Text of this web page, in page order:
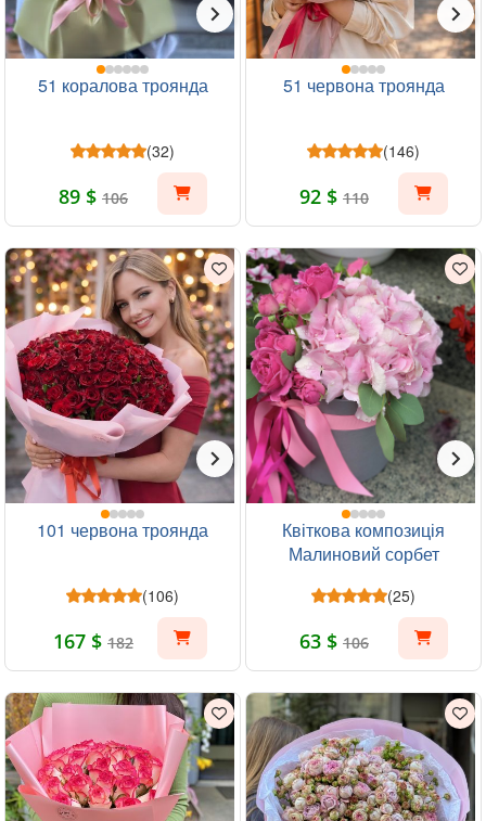
51 коралова троянда
(32)
89 $ 106
51 червона троянда
(146)
92 $ 110
101 червона троянда
(106)
167 $ 182
Квіткова композиція
Малиновий сорбет
(25)
63 $ 106